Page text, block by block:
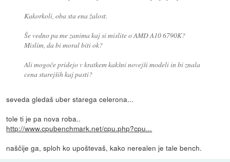
Kakorkoli, oba sta ena žalost.
Še vedno pa me zanima kaj si mislite o AMD A10 6790K?
Mislim, da bi moral biti ok?
Ali mogoče pridejo v kratkem kakšni novejši modeli in bi znala
cena starejših kaj pasti?
seveda gledaš uber starega celerona...
tole ti je pa nova roba..
http://www.cpubenchmark.net/cpu.php?cpu...
naščije ga, sploh ko upoštevaš, kako nerealen je tale bench.